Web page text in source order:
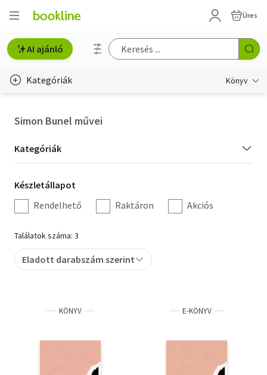
Üres
AI ajánló
Kategóriák Könyv
Hobbi, szabadidő
Irodalom
Művészet
Szakkönyv
Tankönyv, segédkönyv
Társadalomtudomány
Természettudomány
Simon Bunel művei
Kategória
szűrés
Kategóriák
Készletállapot
szűrés
Készletállapot
Rendelhető
Raktáron Akciós
Találatok száma: 3
Eladott darabszám szerint
KÖNYV E-KÖNYV